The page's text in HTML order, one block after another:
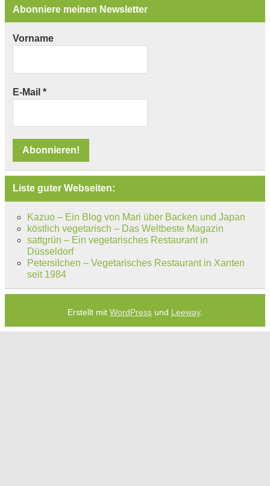
Abonniere meinen Newsletter
Vorname
E-Mail *
Liste guter Webseiten:
Kazuo – Ein Blog von Mari über Backen und Japan
köstlich vegetarisch – Das Weltbeste Magazin
sattgrün – Ein vegetarisches Restaurant in
Düsseldorf
Petersilchen – Vegetarisches Restaurant in Xanten
seit 1984
Erstellt mit WordPress und Leeway.